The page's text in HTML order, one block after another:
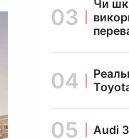
Чи
Audi